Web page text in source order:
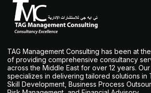
TAG Management Consulting has been at
of providing comprehensive consultancy
across the Middle East for over 12 years. Our
specializes in delivering tailored solutions in
Skill Development, Business Process